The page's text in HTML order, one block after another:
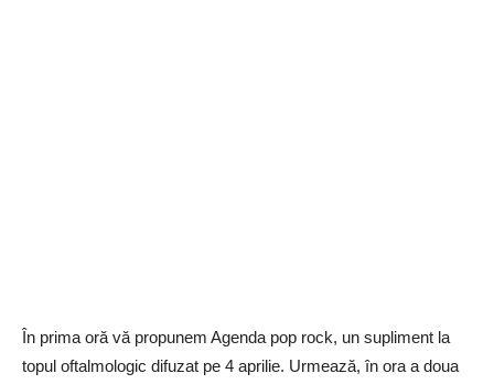
În prima oră vă propunem Agenda pop rock, un supliment la
topul oftalmologic difuzat pe 4 aprilie. Urmează, în ora a doua